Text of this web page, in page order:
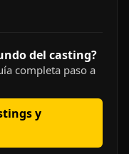
del casting?
completa paso a
y